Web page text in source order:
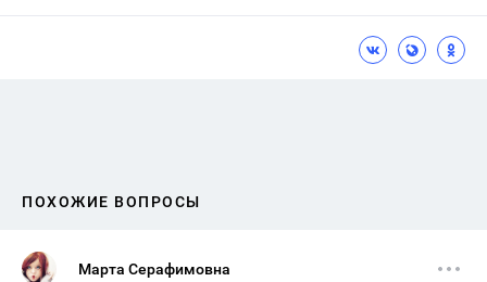
ПОХОЖИЕ ВОПРОСЫ
Марта Серафимовна